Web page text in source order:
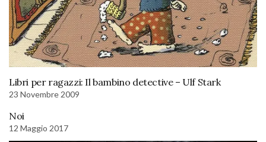
Libri per ragazzi: Il bambino detective – Ulf Stark
23 Novembre 2009
Noi
12 Maggio 2017